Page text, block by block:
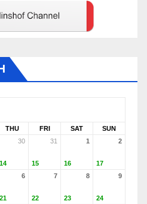
THU FRI SAT
SUN
30
14
31
15
1
16
2
17
6
21
7
22
8
23
9
24